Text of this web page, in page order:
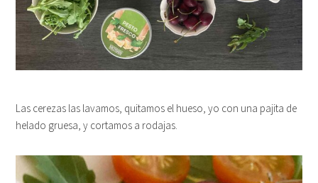
Las cerezas las lavamos, quitamos el hueso, yo con una pajita de
helado gruesa, y cortamos a rodajas.